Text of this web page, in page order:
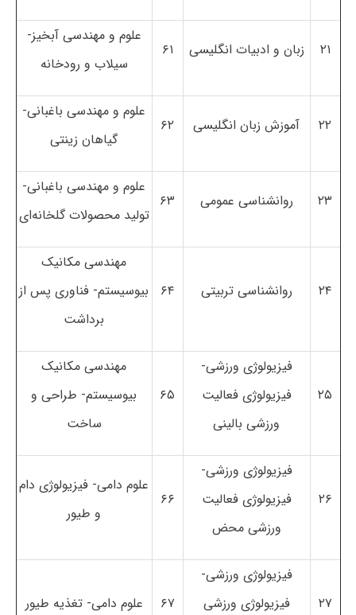
۲۱ زبان و ادبیات انگلیسی ۶۱
علوم و مهندسی آبخیز-
سیلاب و رودخانه
۲۲ آموزش زبان انگلیسی ۶۲
علوم و مهندسی باغبانی-
گیاهان زینتی
۲۳ روانشناسی عمومی ۶۳
علوم و مهندسی باغبانی-
تولید محصولات گلخانه‌ای
۲۴ روانشناسی تربیتی ۶۴
مهندسی مکانیک
بیوسیستم- فناوری پس از
برداشت
۲۵
فیزیولوژی ورزشی-
فیزیولوژی فعالیت
ورزشی بالینی
۶۵
مهندسی مکانیک
بیوسیستم- طراحی و
ساخت
۲۶
فیزیولوژی ورزشی-
فیزیولوژی فعالیت
ورزشی محض
۶۶
علوم دامی- فیزیولوژی دام
و طیور
۲۷
فیزیولوژی ورزشی-
فیزیولوژی ورزشی
۶۷ علوم دامی- تغذیه طیور